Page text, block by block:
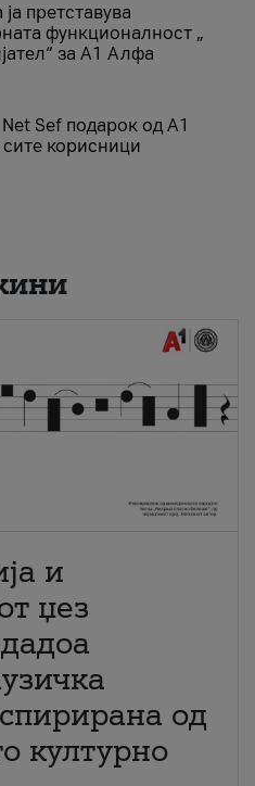
претставува
функционалност „
за А1 Алфа
Sеf подарок од А1
сите корисници
и
џез
од
културно